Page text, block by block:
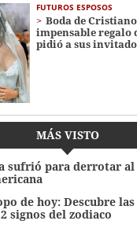
FUTUROS ESPOSOS
Boda de
impensable regalo
pidió a sus
MÁS VISTO
sufrió para derrotar al
de hoy: Descubre
signos del zodiaco